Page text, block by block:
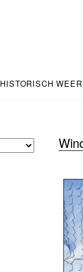
HISTORISCH WEER